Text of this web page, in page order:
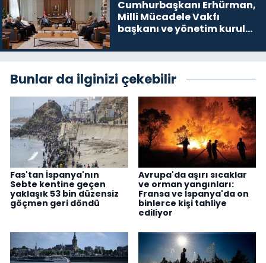
Cumhurbaşkanı Erhürman,
Milli Mücadele Vakfı
başkanı ve yönetim kurulu
Bunlar da ilginizi çekebilir
Fas'tan İspanya'nın
Sebte kentine geçen
yaklaşık 53 bin düzensiz
göçmen geri döndü
Avrupa'da aşırı sıcaklar
ve orman yangınları:
Fransa ve İspanya'da on
binlerce kişi tahliye
ediliyor